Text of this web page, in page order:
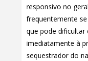
responsivo no
frequentemente
que pode dificultar
imediatamente à
sequestrador do